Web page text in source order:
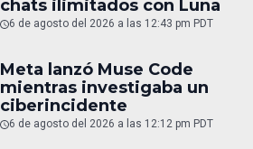
chats ilimitados con Luna
6 de agosto del 2026 a las 12:43 pm PDT
Meta lanzó Muse Code
mientras investigaba un
ciberincidente
6 de agosto del 2026 a las 12:12 pm PDT